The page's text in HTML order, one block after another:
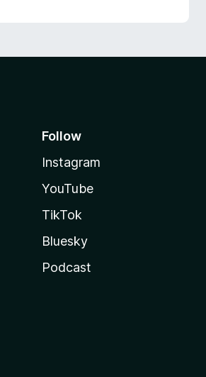
Follow
Instagram
YouTube
TikTok
Bluesky
Podcast